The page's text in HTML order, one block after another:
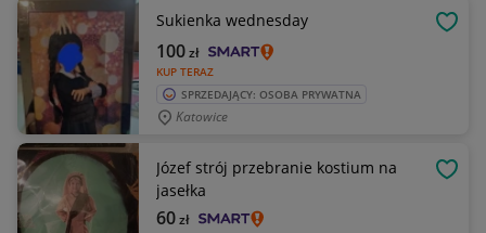
Sukienka wednesday
KUP TERAZ
100zł
SPRZEDAJĄCY: OSOBA PRYWATNA
Katowice
Józef strój przebranie kostium na
jasełka
60zł